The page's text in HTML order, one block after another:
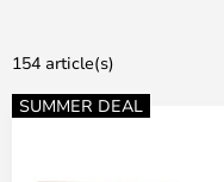
154 article(s)
SUMMER DEAL